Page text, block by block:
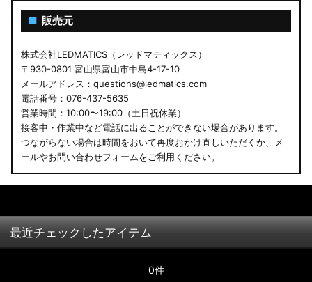
■ 販売元
株式会社LEDMATICS（レッドマティックス）
〒930-0801 富山県富山市中島4-17-10
メールアドレス：questions@ledmatics.com
電話番号：076-437-5635
営業時間：10:00〜19:00（土日祝休業）
接客中・作業中など電話に出ることができない場合があります。
つながらない場合は時間をおいて再度おかけ直しいただくか、メ
ールやお問い合わせフォームをご利用ください。
最近チェックしたアイテム
0件